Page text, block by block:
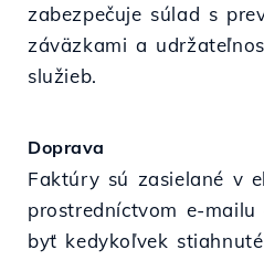
zabezpečuje súlad s
záväzkami a
služieb.
Doprava
Faktúry sú zasielané v
prostredníctvom e-
byť kedykoľvek